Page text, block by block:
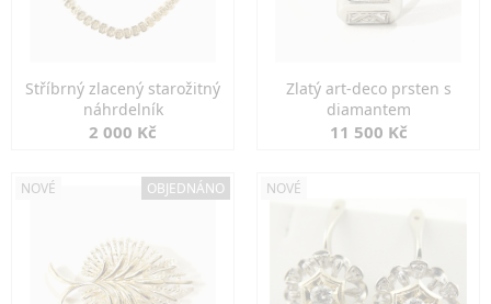
Stříbrný zlacený starožitný
náhrdelník
2 000 Kč
Zlatý art-deco prsten s
diamantem
11 500 Kč
NOVÉ OBJEDNÁNO NOVÉ